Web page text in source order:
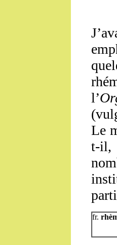
l’
Le
t-il,
fr.